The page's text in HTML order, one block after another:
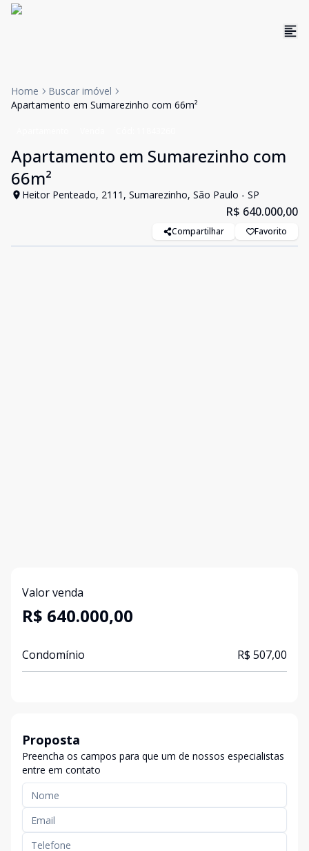
Home
Buscar imóvel
Apartamento em Sumarezinho com 66m²
Apartamento em Sumarezinho com
66m²
Heitor Penteado, 2111, Sumarezinho, São Paulo - SP
R$ 640.000,00
Compartilhar Favorito
Valor venda
R$ 640.000,00
Condomínio R$ 507,00
Proposta
Preencha os campos para que um de nossos especialistas
entre em contato